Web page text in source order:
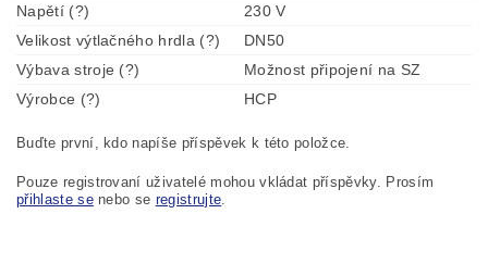
Napětí (?)
230 V
Velikost výtlačného hrdla (?)
DN50
Výbava stroje (?)
Možnost připojení na SZ
Výrobce (?)
HCP
Buďte první, kdo napíše příspěvek k této položce.
Pouze registrovaní uživatelé mohou vkládat příspěvky. Prosím
přihlaste senebo se registrujte